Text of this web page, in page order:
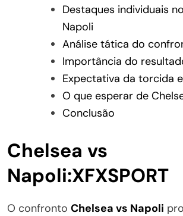
Destaques individuais
Napoli
Análise tática do
Importância do
Expectativa da torcida
O que esperar de
Conclusão
Chelsea vs
Napoli:XFXSPORT
O confronto Chelsea vs Napoli